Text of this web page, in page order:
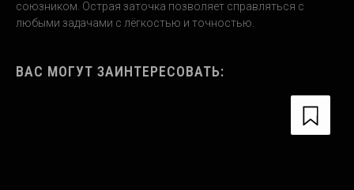
союзником. Острая заточка позволяет справляться с
любыми задачами с лёгкостью и точностью.
ВАС МОГУТ ЗАИНТЕРЕСОВАТЬ: